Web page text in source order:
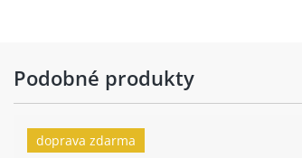
Podobné produkty
doprava zdarma